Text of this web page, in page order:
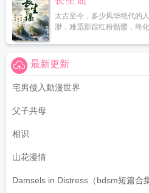
太古至今，多少风华绝代的
渺，难觅影踪红粉骷髅，终
最新更新
宅男侵入動漫世界
父子共母
相识
山花漫情
Damsels in Distress（bdsm短篇合集